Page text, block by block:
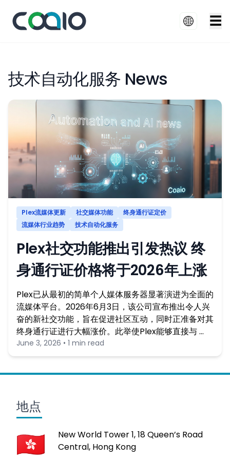
☰
技术自动化服务 News
Plex流媒体更新 社交媒体功能
终身通行证定价
流媒体行业趋势
技术自动化服务
Plex社交功能推出引发热议 终
身通行证价格将于2026年上涨
Plex已从最初的简单个人媒体服务器显著演进为全面的
流媒体平台。2026年6月3日，该公司宣布推出令人兴
奋的新社交功能，旨在促进社区互动，同时正准备对其
终身通行证进行大幅涨价。此举使Plex能够直接与 …
June 3, 2026 • 1 min read
地点
New World Tower 1, 18 Queen’s Road
Central, Hong Kong